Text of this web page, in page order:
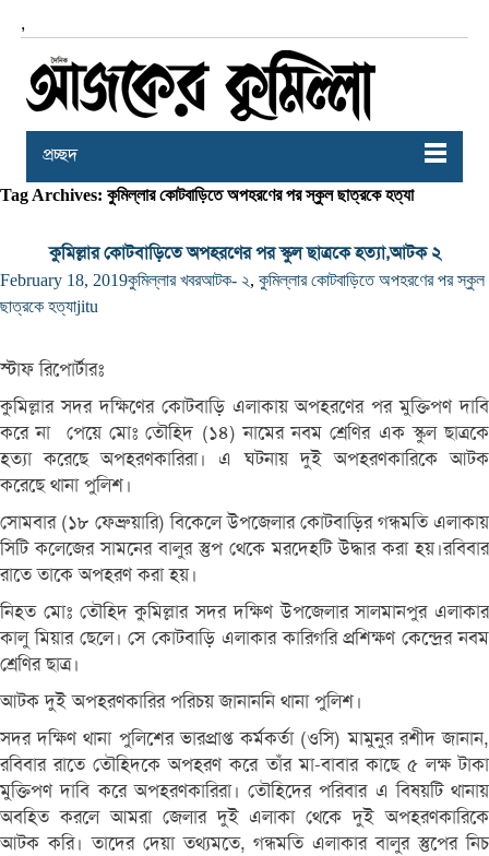
,
প্রচ্ছদ
Tag Archives: কুমিল্লার কোটবাড়িতে অপহরণের পর স্কুল ছাত্রকে হত্যা
কুমিল্লার কোটবাড়িতে অপহরণের পর স্কুল ছাত্রকে হত্যা,আটক ২
February 18, 2019কুমিল্লার খবরআটক- ২, কুমিল্লার কোটবাড়িতে অপহরণের পর স্কুল
ছাত্রকে হত্যাjitu
স্টাফ রিপোর্টারঃ
কুমিল্লার সদর দক্ষিণের কোটবাড়ি এলাকায় অপহরণের পর মুক্তিপণ দাবি
করে না পেয়ে মোঃ তৌহিদ (১৪) নামের নবম শ্রেণির এক স্কুল ছাত্রকে
হত্যা করেছে অপহরণকারিরা। এ ঘটনায় দুই অপহরণকারিকে আটক
করেছে থানা পুলিশ।
সোমবার (১৮ ফেব্রুয়ারি) বিকেলে উপজেলার কোটবাড়ির গন্ধমতি এলাকায়
সিটি কলেজের সামনের বালুর স্তুপ থেকে মরদেহটি উদ্ধার করা হয়।রবিবার
রাতে তাকে অপহরণ করা হয়।
নিহত মোঃ তৌহিদ কুমিল্লার সদর দক্ষিণ উপজেলার সালমানপুর এলাকার
কালু মিয়ার ছেলে। সে কোটবাড়ি এলাকার কারিগরি প্রশিক্ষণ কেন্দ্রের নবম
শ্রেণির ছাত্র।
আটক দুই অপহরণকারির পরিচয় জানাননি থানা পুলিশ।
সদর দক্ষিণ থানা পুলিশের ভারপ্রাপ্ত কর্মকর্তা (ওসি) মামুনুর রশীদ জানান,
রবিবার রাতে তৌহিদকে অপহরণ করে তাঁর মা-বাবার কাছে ৫ লক্ষ টাকা
মুক্তিপণ দাবি করে অপহরণকারিরা। তৌহিদের পরিবার এ বিষয়টি থানায়
অবহিত করলে আমরা জেলার দুই এলাকা থেকে দুই অপহরণকারিকে
আটক করি। তাদের দেয়া তথ্যমতে, গন্ধমতি এলাকার বালুর স্তুপের নিচ